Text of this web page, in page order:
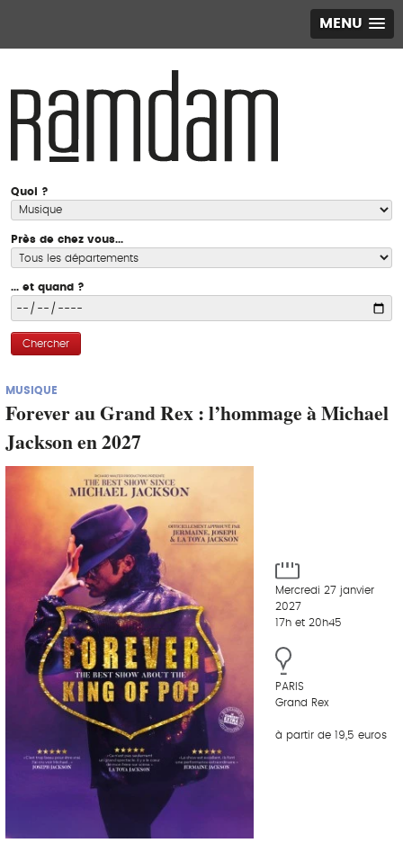
MENU
Quoi ?
Près de chez vous...
... et quand ?
Chercher
MUSIQUE
Forever au Grand Rex : l’hommage à Michael
Jackson en 2027
Mercredi 27 janvier
2027
17h et 20h45
PARIS
Grand Rex
à partir de 19,5 euros